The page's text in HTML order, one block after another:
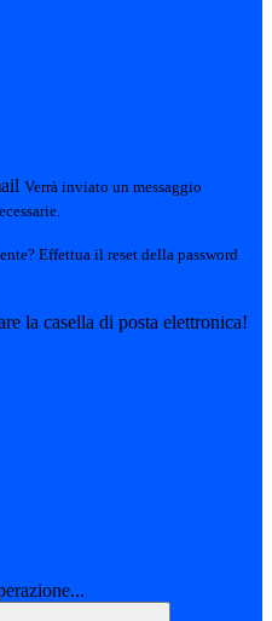
Verrà inviato un messaggio
Effettua il reset della password
la casella di posta elettronica!